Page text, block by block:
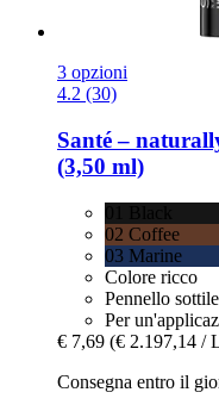
3 opzioni
4.2 (30)
Santé –
(3,50 ml)
02 Coffee
03 Marine
Colore ricco
Pennello sottile
Per
€ 7,69 (€ 2.197,14 /
Consegna entro il